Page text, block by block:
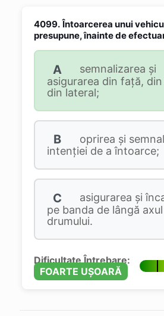
4099. Întoarcerea unui
presupune, înainte de
A
semnalizarea și
asigurarea din față,
din lateral;
B
oprirea și
intenției de a întoarce;
C
asigurarea și
pe banda de lângă axul
drumului.
Dificultate Întrebare:
FOARTE UȘOARĂ